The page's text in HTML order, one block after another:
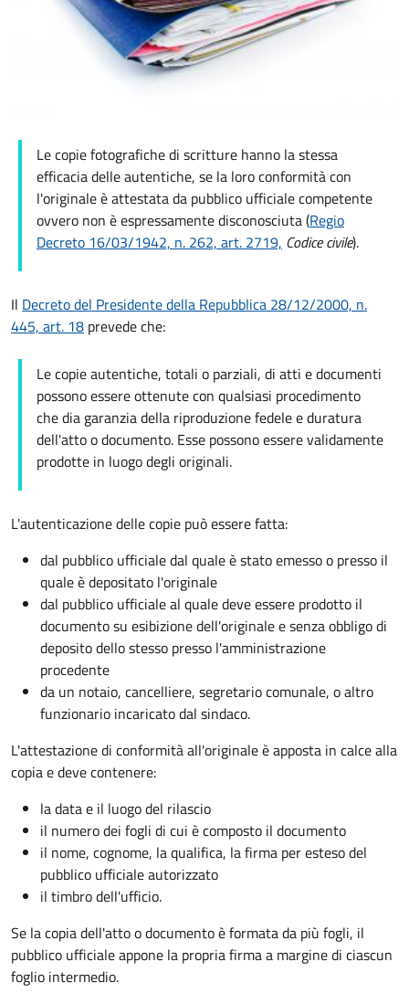
Le copie fotografiche di scritture hanno la stessa
efficacia delle autentiche, se la loro conformità con
l'originale è attestata da pubblico ufficiale competente
ovvero non è espressamente disconosciuta (Regio
Decreto 16/03/1942, n. 262, art. 2719, Codice civile).
Il Decreto del Presidente della Repubblica 28/12/2000, n.
445, art. 18 prevede che:
Le copie autentiche, totali o parziali, di atti e documenti
possono essere ottenute con qualsiasi procedimento
che dia garanzia della riproduzione fedele e duratura
dell'atto o documento. Esse possono essere validamente
prodotte in luogo degli originali.
L'autenticazione delle copie può essere fatta:
dal pubblico ufficiale dal quale è stato emesso o presso il
quale è depositato l'originale
dal pubblico ufficiale al quale deve essere prodotto il
documento su esibizione dell'originale e senza obbligo di
deposito dello stesso presso l'amministrazione
procedente
da un notaio, cancelliere, segretario comunale, o altro
funzionario incaricato dal sindaco.
L'attestazione di conformità all'originale è apposta in calce alla
copia e deve contenere:
la data e il luogo del rilascio
il numero dei fogli di cui è composto il documento
il nome, cognome, la qualifica, la firma per esteso del
pubblico ufficiale autorizzato
il timbro dell'ufficio.
Se la copia dell'atto o documento è formata da più fogli, il
pubblico ufficiale appone la propria firma a margine di ciascun
foglio intermedio.